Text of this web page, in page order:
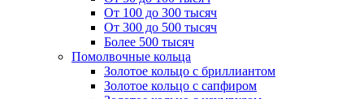
От 100 до 300 тысяч
От 300 до 500 тысяч
Более 500 тысяч
Помолвочные кольца
Золотое кольцо с бриллиантом
Золотое кольцо с сапфиром